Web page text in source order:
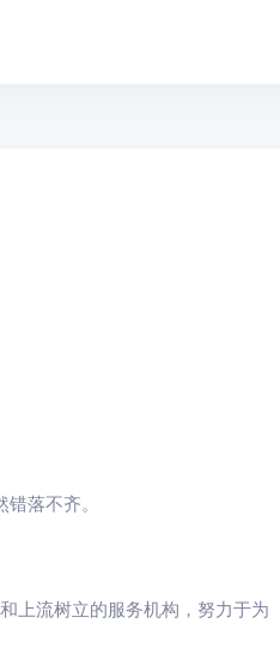
落不齐。
上流树立的服务机构，努力于为